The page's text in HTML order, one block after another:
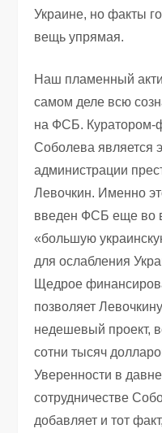
Украине, но факты
вещь упрямая.
Наш пламенный
самом деле всю
на ФСБ. Куратором-
Соболева является
администрации
Левочкин. Именно
введен ФСБ еще во
«большую
для ослабления
Щедрое
позволяет
недешевый проект,
сотни тысяч
Уверенности в
сотрудничестве
добавляет и тот